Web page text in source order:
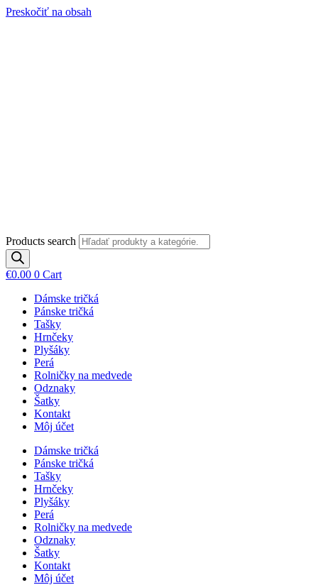
Preskočiť na obsah
Products search
€0.00 0 Cart
Dámske tričká
Pánske tričká
Tašky
Hrnčeky
Plyšáky
Perá
Rolničky na medvede
Odznaky
Šatky
Kontakt
Môj účet
Dámske tričká
Pánske tričká
Tašky
Hrnčeky
Plyšáky
Perá
Rolničky na medvede
Odznaky
Šatky
Kontakt
Môj účet